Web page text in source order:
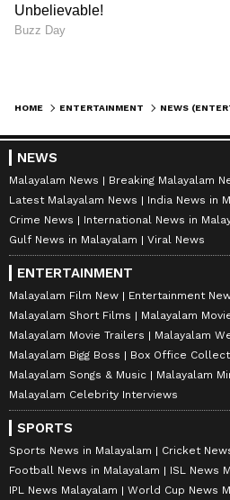
HOME ENTERTAINMENT NEWS
NEWS
Malayalam News
Breaking Malayalam
Latest Malayalam News
India News in
Crime News
International News in
Gulf News in Malayalam
Viral News
ENTERTAINMENT
Malayalam Film New
Entertainment
Malayalam Short Films
Malayalam
Malayalam Movie Trailers
Malayalam
Malayalam Bigg Boss
Box Office
Malayalam Songs & Music
Malayalam
Malayalam Celebrity Interviews
SPORTS
Sports News in Malayalam
Cricket
Football News in Malayalam
ISL News
IPL News Malayalam
World Cup News